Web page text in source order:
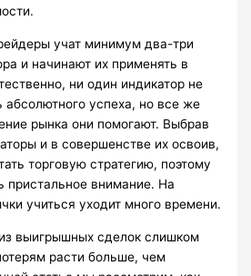
учат минимум два-три
и начинают их применять в
ни один индикатор не
абсолютного успеха, но все же
рынка они помогают. Выбрав
и в совершенстве их освоив,
торговую стратегию, поэтому
пристальное внимание. На
учиться уходит много времени.
выигрышных сделок слишком
расти больше, чем